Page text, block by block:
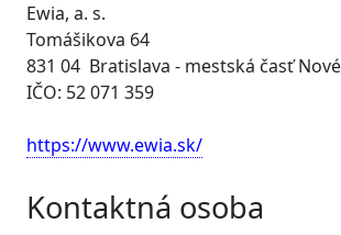
Ewia, a. s.
Tomášikova 64
831 04 Bratislava - mestská časť
IČO: 52 071 359
https://www.ewia.sk/
Kontaktná osoba